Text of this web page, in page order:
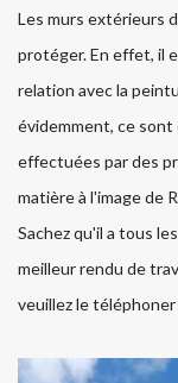
Les murs extérieurs
protéger. En effet, il
relation avec la
évidemment, ce
effectuées par des
matière à l'image de
Sachez qu'il a tous
meilleur rendu de
veuillez le